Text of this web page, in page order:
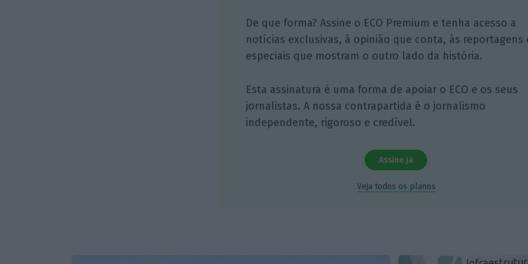
De que forma? Assine o ECO Premium e tenha acesso a
notícias exclusivas, à opinião que conta, às reportagens
especiais que mostram o outro lado da história.
Esta assinatura é uma forma de apoiar o ECO e os seus
jornalistas. A nossa contrapartida é o jornalismo
independente, rigoroso e credível.
Assine já
Veja todos os planos